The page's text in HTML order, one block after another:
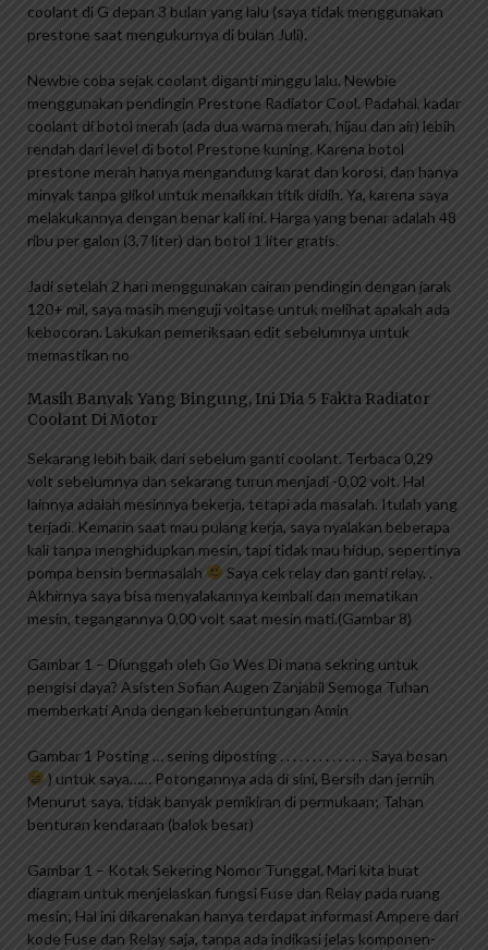
coolant di G depan 3 bulan yang lalu (saya tidak menggunakan
prestone saat mengukurnya di bulan Juli).
Newbie coba sejak coolant diganti minggu lalu. Newbie
menggunakan pendingin Prestone Radiator Cool. Padahal, kadar
coolant di botol merah (ada dua warna merah, hijau dan air) lebih
rendah dari level di botol Prestone kuning. Karena botol
prestone merah hanya mengandung karat dan korosi, dan hanya
minyak tanpa glikol untuk menaikkan titik didih. Ya, karena saya
melakukannya dengan benar kali ini. Harga yang benar adalah 48
ribu per galon (3,7 liter) dan botol 1 liter gratis.
Jadi setelah 2 hari menggunakan cairan pendingin dengan jarak
120+ mil, saya masih menguji voltase untuk melihat apakah ada
kebocoran. Lakukan pemeriksaan edit sebelumnya untuk
memastikan no
Masih Banyak Yang Bingung, Ini Dia 5 Fakta Radiator
Coolant Di Motor
Sekarang lebih baik dari sebelum ganti coolant. Terbaca 0,29
volt sebelumnya dan sekarang turun menjadi -0,02 volt. Hal
lainnya adalah mesinnya bekerja, tetapi ada masalah. Itulah yang
terjadi. Kemarin saat mau pulang kerja, saya nyalakan beberapa
kali tanpa menghidupkan mesin, tapi tidak mau hidup, sepertinya
pompa bensin bermasalah
Saya cek relay dan ganti relay. .
Akhirnya saya bisa menyalakannya kembali dan mematikan
mesin, tegangannya 0,00 volt saat mesin mati.(Gambar 8)
Gambar 1 – Diunggah oleh Go Wes Di mana sekring untuk
pengisi daya? Asisten Sofian Augen Zanjabil Semoga Tuhan
memberkati Anda dengan keberuntungan Amin
Gambar 1 Posting … sering diposting . . . . . . . . . . . . . . Saya bosan
) untuk saya…… Potongannya ada di sini, Bersih dan jernih
Menurut saya, tidak banyak pemikiran di permukaan; Tahan
benturan kendaraan (balok besar)
Gambar 1 – Kotak Sekering Nomor Tunggal. Mari kita buat
diagram untuk menjelaskan fungsi Fuse dan Relay pada ruang
mesin; Hal ini dikarenakan hanya terdapat informasi Ampere dari
kode Fuse dan Relay saja, tanpa ada indikasi jelas komponen-